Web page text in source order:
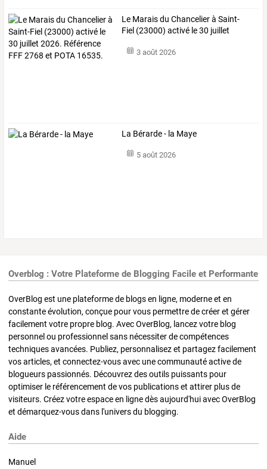
Le Maraisdu Chancelierà Saint-
Fiel (23000) activé le30 juillet
3 août 2026
La Bérarde - la Maye
5 août 2026
Overblog : Votre Plateforme de Blogging Facile et Performante
OverBlog est une plateforme de blogs en ligne, moderne et en
constante évolution, conçue pour vous permettre de créer et gérer
facilement votre propre blog. Avec OverBlog, lancez votre blog
personnel ou professionnel sans nécessiter de compétences
techniques avancées. Publiez, personnalisez et partagez facilement
vos articles, et connectez-vous avec une communauté active de
blogueurs passionnés. Découvrez des outils puissants pour
optimiser le référencement de vos publications et attirer plus de
visiteurs. Créez votre espace en ligne dès aujourd'hui avec OverBlog
et démarquez-vous dans l'univers du blogging.
Aide
Manuel